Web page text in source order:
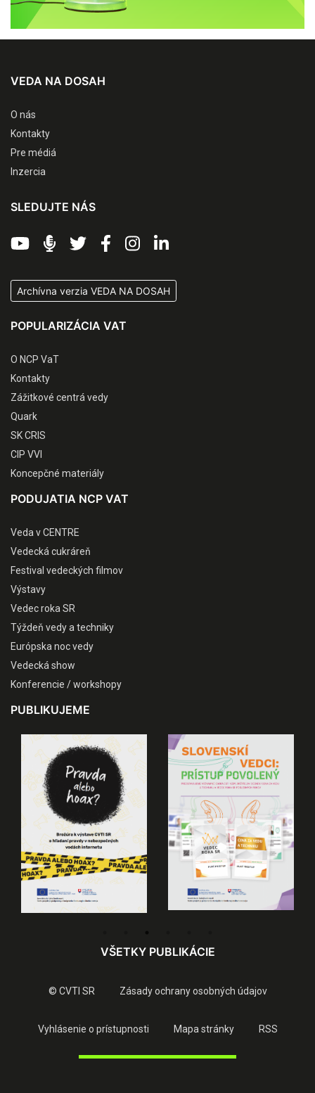
VEDA NA DOSAH
O nás
Kontakty
Pre médiá
Inzercia
SLEDUJTE NÁS
Archívna verzia VEDA NA DOSAH
POPULARIZÁCIA VAT
O NCP VaT
Kontakty
Zážitkové centrá vedy
Quark
SK CRIS
CIP VVI
Koncepčné materiály
PODUJATIA NCP VAT
Veda v CENTRE
Vedecká cukráreň
Festival vedeckých filmov
Výstavy
Vedec roka SR
Týždeň vedy a techniky
Európska noc vedy
Vedecká show
Konferencie / workshopy
PUBLIKUJEME
VŠETKY PUBLIKÁCIE
© CVTI SR Zásady ochrany osobných údajov
Vyhlásenie o prístupnosti Mapa stránky RSS